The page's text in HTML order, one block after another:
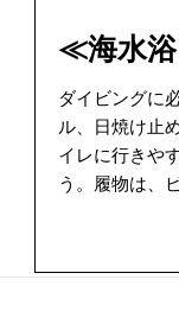
≪海水
ダイビングに
ル、日焼け止
イレに行きや
う。履物は、